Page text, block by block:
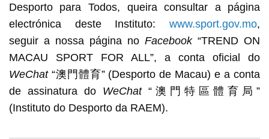
Desporto para Todos, queira consultar a página
electrónica deste Instituto:www.sport.gov.mo,
seguir a nossa página noFacebook“TREND ON
MACAU SPORT FOR ALL”, a conta oficial do
WeChat“澳門體育” (Desporto de Macau) e a conta
de assinatura do WeChat“澳門特區體育局”
(Instituto do Desporto da RAEM).